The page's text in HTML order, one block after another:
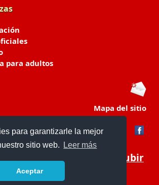
para garantizarle la mejor
sitio web.
Leer más
Aceptar
para adultos
Mapa del sitio
Subir